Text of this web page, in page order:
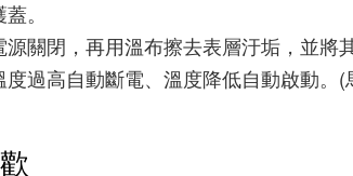
。
關閉，再用溫布擦去表層汙垢，並將
過高自動斷電、溫度降低自動啟動。(